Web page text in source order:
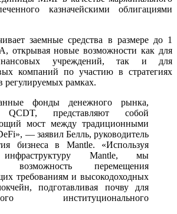
казначейскими облигациями
заемные средства в размере до 1
открывая новые возможности как для
учреждений, так и для
компаний по участию в стратегиях
регулируемых рамках.
фонды денежного рынка,
представляют собой
мост между традиционными
— заявил Белль, руководитель
бизнеса в Mantle. «Используя
Mantle, мы
возможность перемещения
требованиям и высокодоходных
подготавливая почву для
институционального